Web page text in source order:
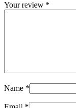
Your review *
Name *